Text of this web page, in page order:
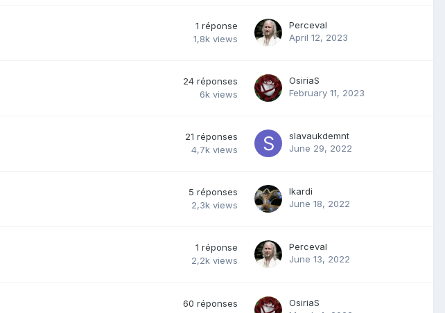
1 réponse
1,8k views
Perceval
April 12, 2023
24 réponses
6k views
OsiriaS
February 11, 2023
21 réponses
4,7k views
slavaukdemnt
June 29, 2022
5 réponses
2,3k views
Ikardi
June 18, 2022
1 réponse
2,2k views
Perceval
June 13, 2022
60 réponses
OsiriaS